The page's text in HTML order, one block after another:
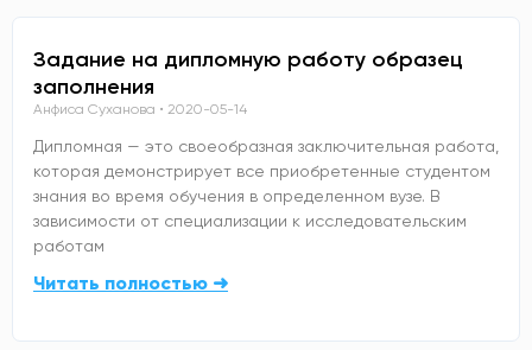
Задание на дипломную работу образец
заполнения
Анфиса Суханова 2020-05-14
Дипломная — это своеобразная заключительная работа,
которая демонстрирует все приобретенные студентом
знания во время обучения в определенном вузе. В
зависимости от специализации к исследовательским
работам
Читать полностью ➜